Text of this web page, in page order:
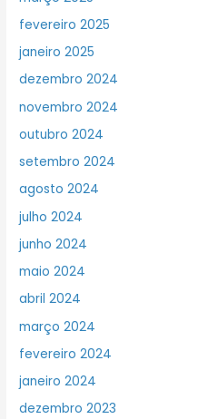
fevereiro 2025
janeiro 2025
dezembro 2024
novembro 2024
outubro 2024
setembro 2024
agosto 2024
julho 2024
junho 2024
maio 2024
abril 2024
março 2024
fevereiro 2024
janeiro 2024
dezembro 2023